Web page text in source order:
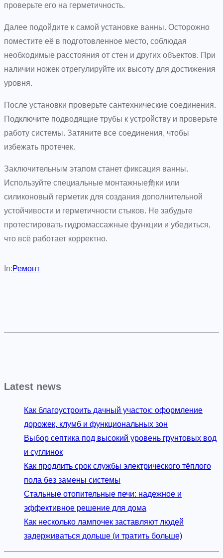
проверьте его на герметичность.
Далее подойдите к самой установке ванны. Осторожно
поместите её в подготовленное место, соблюдая
необходимые расстояния от стен и других объектов. При
наличии ножек отрегулируйте их высоту для достижения
уровня.
После установки проверьте сантехнические соединения.
Подключите подводящие трубы к устройству и проверьте
работу системы. Затяните все соединения, чтобы
избежать протечек.
Заключительным этапом станет фиксация ванны.
Используйте специальные монтажные角ки или
силиконовый герметик для создания дополнительной
устойчивости и герметичности стыков. Не забудьте
протестировать гидромассажные функции и убедиться,
что всё работает корректно.
In:Ремонт
Latest news
Как благоустроить дачный участок: оформление
дорожек, клумб и функциональных зон
Выбор септика под высокий уровень грунтовых вод
и суглинок
Как продлить срок службы электрического тёплого
пола без замены системы
Стальные отопительные печи: надежное и
эффективное решение для дома
Как несколько лампочек заставляют людей
задерживаться дольше (и тратить больше)